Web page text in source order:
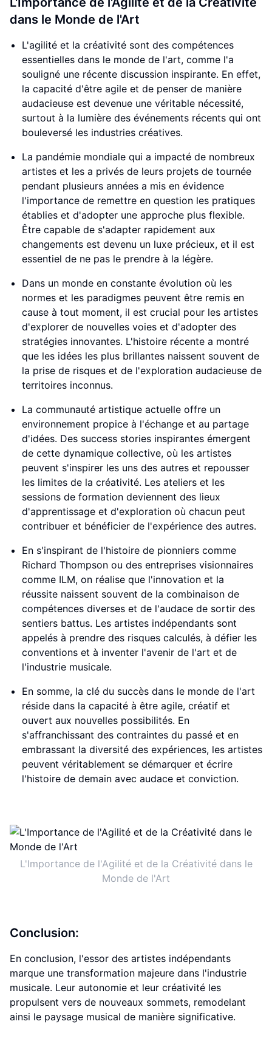
dans le Monde de l'Art
L'agilité et la créativité sont des compétences
essentielles dans le monde de l'art, comme l'a
souligné une récente discussion inspirante. En effet,
la capacité d'être agile et de penser de manière
audacieuse est devenue une véritable nécessité,
surtout à la lumière des événements récents qui ont
bouleversé les industries créatives.
La pandémie mondiale qui a impacté de nombreux
artistes et les a privés de leurs projets de tournée
pendant plusieurs années a mis en évidence
l'importance de remettre en question les pratiques
établies et d'adopter une approche plus flexible.
Être capable de s'adapter rapidement aux
changements est devenu un luxe précieux, et il est
essentiel de ne pas le prendre à la légère.
Dans un monde en constante évolution où les
normes et les paradigmes peuvent être remis en
cause à tout moment, il est crucial pour les artistes
d'explorer de nouvelles voies et d'adopter des
stratégies innovantes. L'histoire récente a montré
que les idées les plus brillantes naissent souvent de
la prise de risques et de l'exploration audacieuse de
territoires inconnus.
La communauté artistique actuelle offre un
environnement propice à l'échange et au partage
d'idées. Des success stories inspirantes émergent
de cette dynamique collective, où les artistes
peuvent s'inspirer les uns des autres et repousser
les limites de la créativité. Les ateliers et les
sessions de formation deviennent des lieux
d'apprentissage et d'exploration où chacun peut
contribuer et bénéficier de l'expérience des autres.
En s'inspirant de l'histoire de pionniers comme
Richard Thompson ou des entreprises visionnaires
comme ILM, on réalise que l'innovation et la
réussite naissent souvent de la combinaison de
compétences diverses et de l'audace de sortir des
sentiers battus. Les artistes indépendants sont
appelés à prendre des risques calculés, à défier les
conventions et à inventer l'avenir de l'art et de
l'industrie musicale.
En somme, la clé du succès dans le monde de l'art
réside dans la capacité à être agile, créatif et
ouvert aux nouvelles possibilités. En
s'affranchissant des contraintes du passé et en
embrassant la diversité des expériences, les artistes
peuvent véritablement se démarquer et écrire
l'histoire de demain avec audace et conviction.
L'Importance de l'Agilité et de la Créativité dans le
Monde de l'Art
Conclusion:
En conclusion, l'essor des artistes indépendants
marque une transformation majeure dans l'industrie
musicale. Leur autonomie et leur créativité les
propulsent vers de nouveaux sommets, remodelant
ainsi le paysage musical de manière significative.